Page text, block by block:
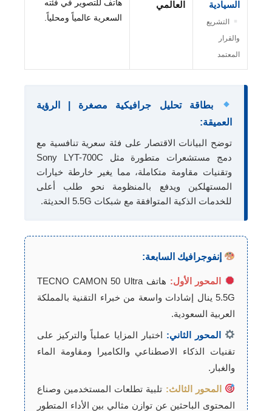
السيادية
التشريع
والقرار
المعتمد
العالمي
هاتف للتصوير في فئته
السعرية عالمياً ومحلياً.
بطاقة تحليل جرافيكية مصغرة | الرؤية
العميقة:
توضح البيانات الاقتصار على فئة سعرية تنافسية مع
دمج مستشعرات متطورة مثل Sony LYT-700C
وتقنيات مقاومة متكاملة، مما يغير خارطة خيارات
المستهلكين ويدفع بالمنظومة نحو طلب أعلى
للخدمات الذكية المتوافقة مع شبكات 5.5G الحديثة.
إنفوجرافيك السابعة:
المحور الأول:
هاتف TECNO CAMON 50 Ultra
5.5G ينال إشادات واسعة من خبراء التقنية بالمملكة
العربية السعودية.
المحور الثاني: اختبار المزايا عملياً والتركيز على
تقنيات الذكاء الاصطناعي والكاميرا ومقاومة الماء
والغبار.
المحور الثالث: تلبية تطلعات المستخدمين وصناع
المحتوى الباحثين عن توازن مثالي بين الأداء المتطور